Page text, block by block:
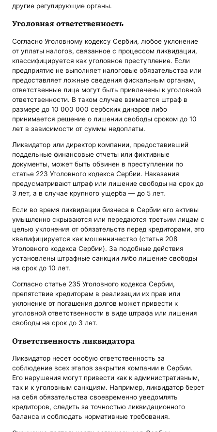
другие регулирующие органы.
Уголовная ответственность
Согласно Уголовному кодексу Сербии, любое уклонение
от уплаты налогов, связанное с процессом ликвидации,
классифицируется как уголовное преступление. Если
предприятие не выполняет налоговые обязательства или
предоставляет ложные сведения фискальным органам,
ответственные лица могут быть привлечены к уголовной
ответственности. В таком случае взимается штраф в
размере до 10 000 000 сербских динаров либо
принимается решение о лишении свободы сроком до 10
лет в зависимости от суммы недоплаты.
Ликвидатор или директор компании, предоставивший
поддельные финансовые отчеты или фиктивные
документы, может быть обвинен в преступлении по
статье 223 Уголовного кодекса Сербии. Наказания
предусматривают штраф или лишение свободы на срок до
3 лет, а в случае крупного ущерба — до 5 лет.
Если во время ликвидации бизнеса в Сербии его активы
умышленно скрываются или передаются третьим лицам с
целью уклонения от обязательств перед кредиторами, это
квалифицируется как мошенничество (статья 208
Уголовного кодекса Сербии). За подобные действия
установлены штрафные санкции либо лишение свободы
на срок до 10 лет.
Согласно статье 235 Уголовного кодекса Сербии,
препятствие кредиторам в реализации их прав или
уклонение от погашения долгов может привести к
уголовной ответственности в виде штрафа или лишения
свободы на срок до 3 лет.
Ответственность ликвидатора
Ликвидатор несет особую ответственность за
соблюдение всех этапов закрытия компании в Сербии.
Его нарушения могут привести как к административным,
так и к уголовным санкциям. Например, ликвидатор берет
на себя обязательства своевременно уведомлять
кредиторов, следить за точностью ликвидационного
баланса и соблюдать нормативные требования.